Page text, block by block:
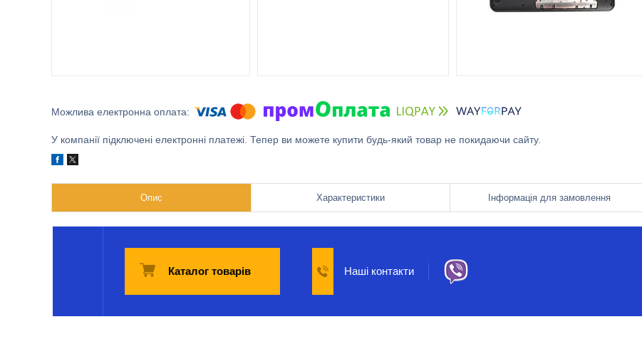
У компанії підключені електронні платежі. Тепер ви можете купити будь-який товар не покидаючи сайту.
Опис Характеристики Інформація для замовлення
Каталог товарів Наші контакти